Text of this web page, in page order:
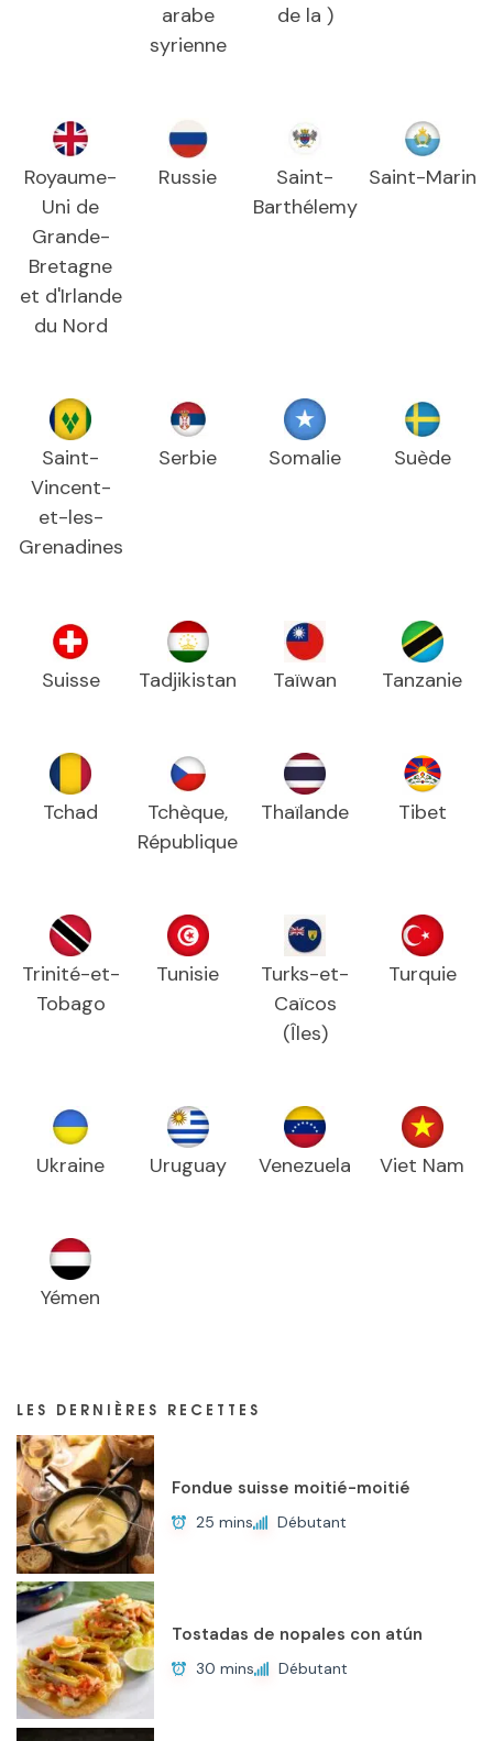
arabe
syrienne
de la )
Royaume-
Uni de
Grande-
Bretagne
et d'Irlande
du Nord
Russie
Saint-
Barthélemy
Saint-Marin
Saint-
Vincent-
et-les-
Grenadines
Serbie Somalie Suède
Suisse Tadjikistan Taïwan Tanzanie
Tchad
Tchèque,
République
Thaïlande Tibet
Trinité-et-
Tobago
Tunisie
Turks-et-
Caïcos
(Îles)
Turquie
Ukraine Uruguay Venezuela Viet Nam
Yémen
LES DERNIÈRES RECETTES
Fondue suisse moitié-moitié
25 mins Débutant
Tostadas de nopales con atún
30 mins Débutant